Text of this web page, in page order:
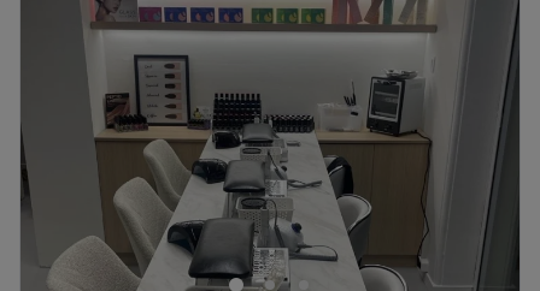
Τετάρτη
10:00 – 20:00
Παρασκευή
10:00–21:00
Σάββατο
10:00
Κυριακή
Κλειστό
Το Nuvelle Athens είναι το ιδανικό κέντρο ομορφιάς για
όποιον θέλει να απολαύσει μια υπηρεσία σε ένα μοναδικό
περιβάλλον με τα καλύτερα προϊόντα και την άριστη
κατάρτιση του προσωπικού μας. Σκοπός μας είναι οι